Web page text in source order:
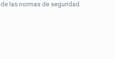
las normas de seguridad.